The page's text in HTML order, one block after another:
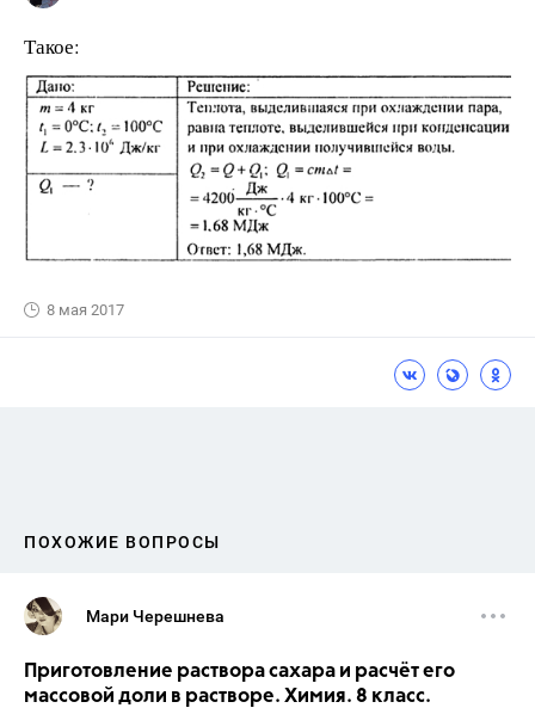
Такое:
8 мая 2017
ПОХОЖИЕ ВОПРОСЫ
Мари Черешнева
Приготовление раствора сахара и расчёт его
массовой доли в растворе. Химия. 8 класс.